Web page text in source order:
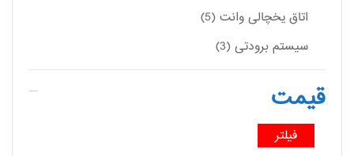
اتاق یخچالی وانت (5)
سیستم برودتی (3)
قیمت
فیلتر